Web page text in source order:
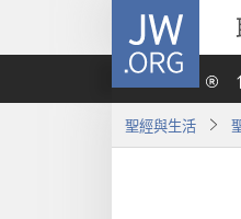
JW.ORG
聖經與生活